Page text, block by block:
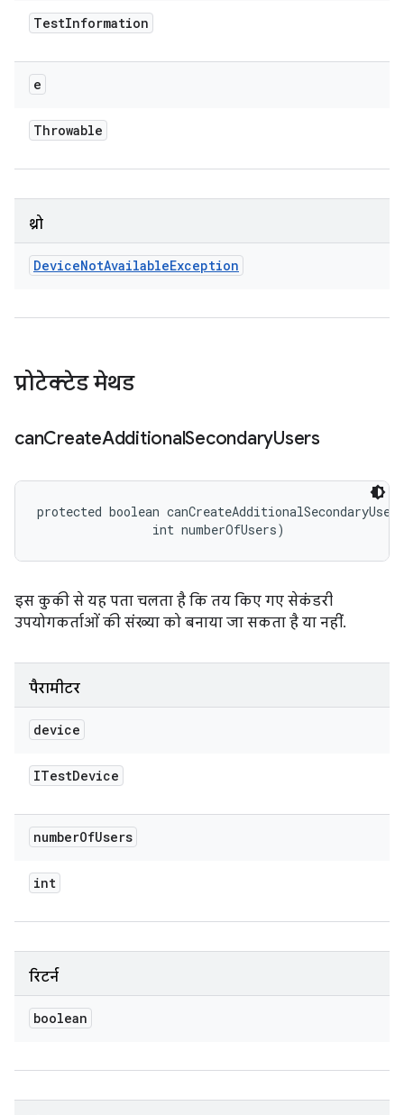
TestInformation
e
Throwable
थ्रो
DeviceNotAvailableException
प्रोटेक्टेड मेथड
canCreateAdditionalSecondaryUsers
protected boolean
                int numberOfUsers)
इस कुकी से यह पता चलता है कि तय किए गए सेकंडरी
उपयोगकर्ताओं की संख्या को बनाया जा सकता है या नहीं.
पैरामीटर
device
ITestDevice
numberOfUsers
int
रिटर्न
boolean